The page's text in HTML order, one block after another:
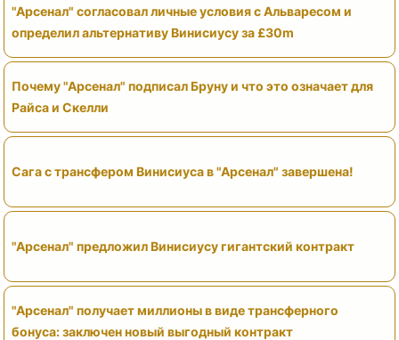
"Арсенал" согласовал личные условия с Альваресом и
определил альтернативу Винисиусу за £30m
Почему "Арсенал" подписал Бруну и что это означает для
Райса и Скелли
Сага с трансфером Винисиуса в "Арсенал" завершена!
"Арсенал" предложил Винисиусу гигантский контракт
"Арсенал" получает миллионы в виде трансферного
бонуса: заключен новый выгодный контракт